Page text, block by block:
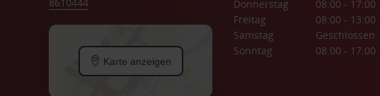
Karte anzeigen
Donnerstag
08:00 - 17:00
Freitag
08:00 - 13:00
Samstag
Geschlossen
Sonntag
08:00 - 17:00